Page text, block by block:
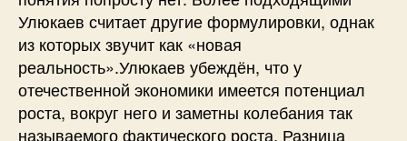
Улюкаев считает другие формулировки, однак
из которых звучит как «новая
реальность».Улюкаев убеждён, что у
отечественной экономики имеется потенциал
роста, вокруг него и заметны колебания так
называемого фактического роста. Разница